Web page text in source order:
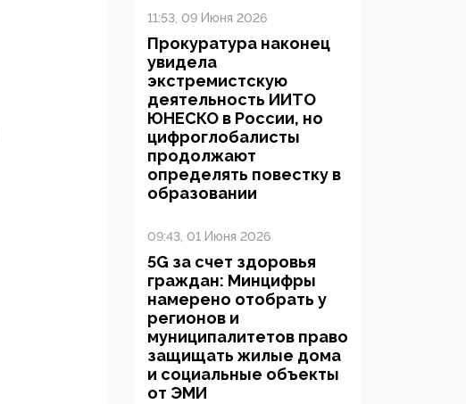
11:53, 09 Июня 2026
Прокуратура наконец
увидела
экстремистскую
деятельность ИИТО
ЮНЕСКО в России, но
цифроглобалисты
продолжают
определять повестку в
образовании
09:43, 01 Июня 2026
5G за счет здоровья
граждан: Минцифры
намерено отобрать у
регионов и
муниципалитетов право
защищать жилые дома
и социальные объекты
от ЭМИ